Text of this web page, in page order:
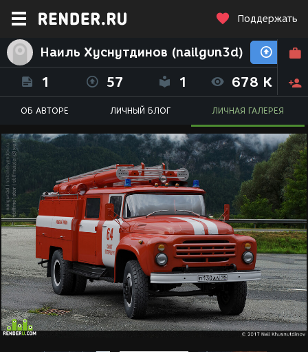
Поддержать
Наиль Хуснутдинов (nailgun3d)
1 57 1 678 K
ОБ АВТОРЕ ЛИЧНЫЙ БЛОГ ЛИЧНАЯ ГАЛЕРЕЯ